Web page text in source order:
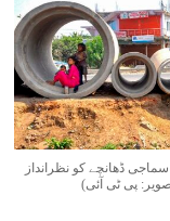
ڈھانچے کو نظرانداز
پی ٹی آئی)